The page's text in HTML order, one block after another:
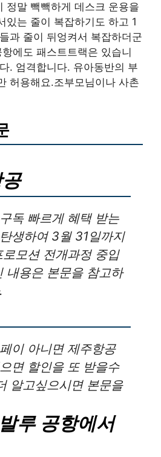
정말 빽빽하게 데스크 운용을
있는 줄이 복잡하기도 하고 1
과 줄이 뒤엉켜서 복잡하더군
에도 패스트트랙은 있습니
. 엄격합니다. 유아동반의 부
허용해요.조부모님이나 사촌
독 빠르게 혜택 받는
생하여 3월 31일까지
모션 전개과정 중입
내용은 본문을 참고하
이 아니면 제주항공
면 할인을 또 받을수
알고싶으시면 본문을
루 공항에서